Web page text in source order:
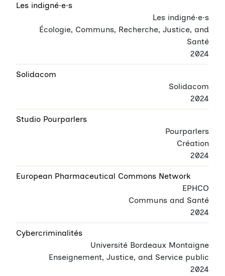
Les indigné·e·s
Les indigné·e·s
Écologie, Communs, Recherche, Justice, and
Santé
2024
Solidacom
Solidacom
2024
Studio Pourparlers
Pourparlers
Création
2024
European Pharmaceutical Commons Network
EPHCO
Communs and Santé
2024
Cybercriminalités
Université Bordeaux Montaigne
Enseignement, Justice, and Service public
2024